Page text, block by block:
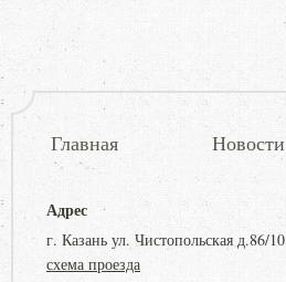
Главная Новости
Адрес
г. Казань ул. Чистопольская д.86/10
схема проезда